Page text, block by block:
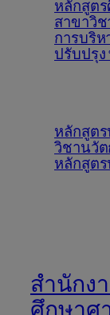
หลักสูต
สาขาวิ
การบริ
ปรับปรุ
หลักสูต
วิชานวั
หลักสูต
สำนักง
ศึกษาศ